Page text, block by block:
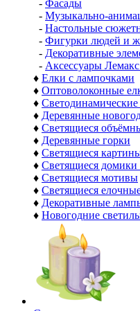
- Фасады
- Музыкально-
- Настольные
- Фигурки людей и
- Декоративные
- Аксессуары
♦ Елки с лампочками
♦ Оптоволоконные
♦
♦ Деревянные
♦ Светящиеся
♦ Деревянные горки
♦ Светящиеся
♦ Светящиеся
♦ Светящиеся мотивы
♦ Светящиеся
♦ Декоративные
♦ Новогодние